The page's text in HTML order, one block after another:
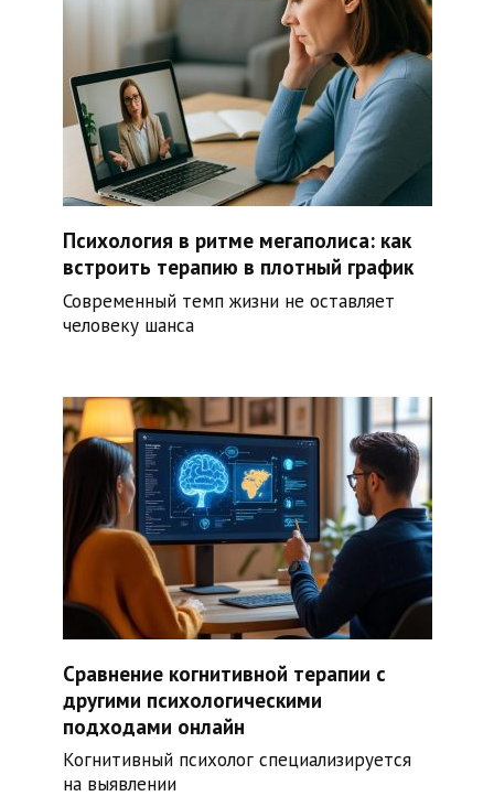
Психология в ритме мегаполиса: как
встроить терапию в плотный график
Современный темп жизни не оставляет
человеку шанса
Сравнение когнитивной терапии с
другими психологическими
подходами онлайн
Когнитивный психолог специализируется
на выявлении